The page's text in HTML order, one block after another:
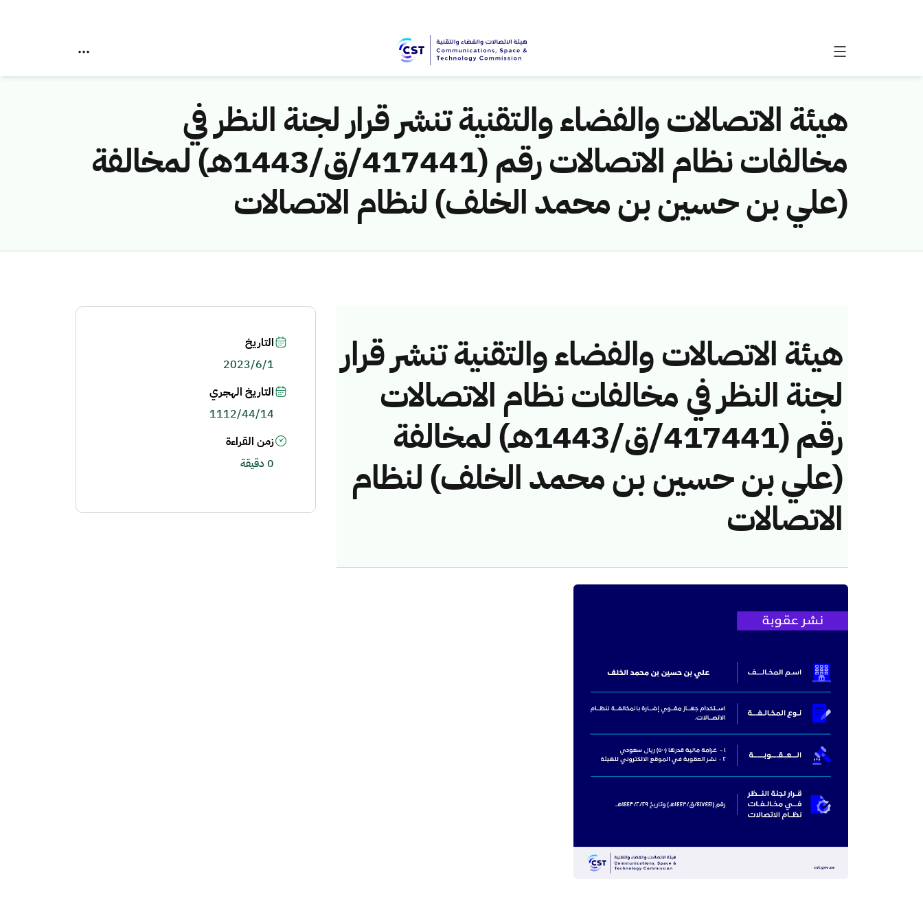
هيئة الاتصالات والفضاء والتقنية تنشر قرار لجنة النظر في
مخالفات نظام الاتصالات رقم (417441/ق/1443هـ) لمخالفة
(علي بن حسين بن محمد الخلف) لنظام الاتصالات
هيئة الاتصالات والفضاء والتقنية تنشر قرار
لجنة النظر في مخالفات نظام الاتصالات
رقم (417441/ق/1443هـ) لمخالفة
(علي بن حسين بن محمد الخلف) لنظام
الاتصالات
التاريخ
2023/6/1
التاريخ الهجري
1112/44/14
زمن القراءة
0 دقيقة